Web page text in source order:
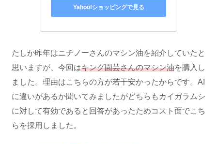
Yahoo!ショッピングで見る
たしか昨年はニチノーさんのマシン油を紹介していたと
思いますが、今回はキング園芸さんのマシン油を購入し
ました。理由はこちらの方が若干安かったからです。AI
に違いがあるか聞いてみましたがどちらもカイガラムシ
に対して有効であると回答があったためコスト面でこち
らを採用しました。